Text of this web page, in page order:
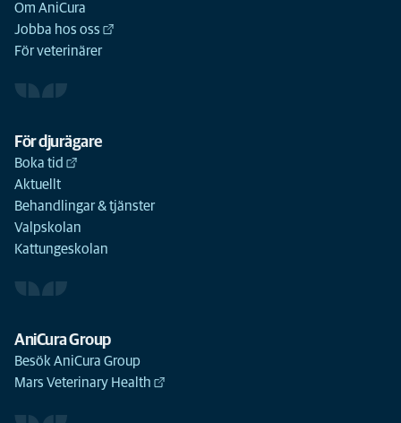
Om AniCura
Jobba hos oss
För veterinärer
För djurägare
Boka tid
Aktuellt
Behandlingar & tjänster
Valpskolan
Kattungeskolan
AniCura Group
Besök AniCura Group
Mars Veterinary Health